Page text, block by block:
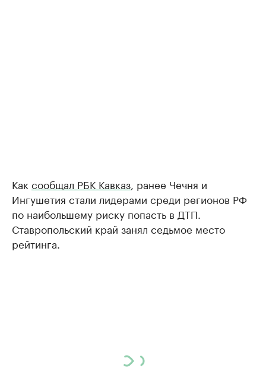
Как сообщал РБК Кавказ , ранее Чечня и
Ингушетия стали лидерами среди регионов РФ
по наибольшему риску попасть в ДТП.
Ставропольский край занял седьмое место
рейтинга.